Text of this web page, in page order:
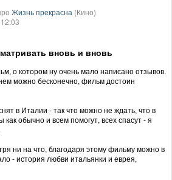
Жизнь прекрасна (Кино)
вновь и вновь
о котором ну очень мало написано отзывов.
можно бесконечно, фильм достоин
в Италии - так что можно не ждать, что в
обычно и всем помогут, всех спасут - я
ни на что, благодаря этому фильму можно в
- история любви итальянки и еврея,